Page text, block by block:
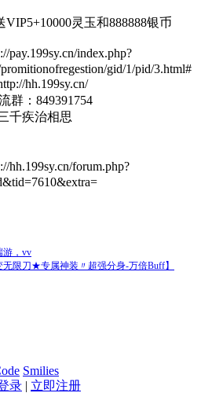
VIP5+10000灵玉和888888银币
pay.199sy.cn/index.php?
gid/1/pid/3.html#
hh.199sy.cn/
群：849391754
千疾治相思
hh.199sy.cn/forum.php?
游，vv
无限刀★专属神装〃超强分身-万倍Buff】
Smilies
录 | 立即注册